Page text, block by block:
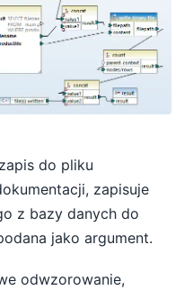
do pliku
zapisuje
z bazy danych do
jako argument.
odwzorowanie,